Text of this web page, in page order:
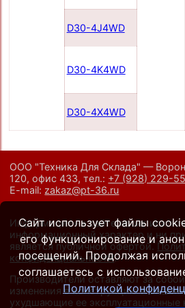
D30-4J4WD
D30-4K4WD
D30-4X4WD
ООО "Техника Для Склада" —
120, офис 433,тел.: +7 (928) 229-
E-mail: zakaz@pt-36.ru
Информация на сайте носит
информационный характер и ни
является публичной офертой.
конфиденциальности.
Производители оставляют за
изменения в конструкцию и
ухудшающие ее эксплуатационные
Сайт использует файлы
его функционирование и
посещений. Продолжая
соглашаетесь с
Политикой